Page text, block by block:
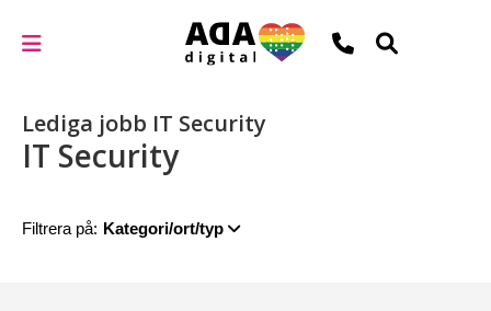
Lediga jobb IT Security
IT Security
Filtrera på: Kategori/ort/typ